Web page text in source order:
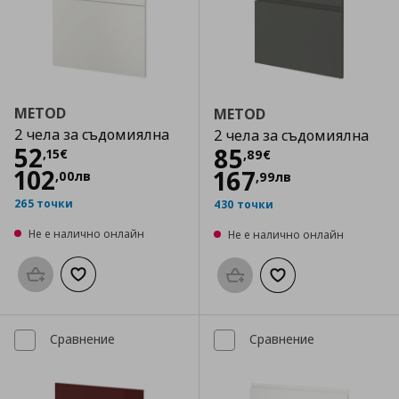
METOD
2 чела за съдомиялна
52,15€
Цена
102,00лв
265 точки
Не е налично онлайн
Προσθήκη στο καλάθι
Добави към списъка с любими
METOD
2 чела за съдомиялна
85,89€
Цена
167,99лв
430 точки
Не е налично онлайн
Προσθήκη στο καλάθι
Добави към
Сравнение Сравнение